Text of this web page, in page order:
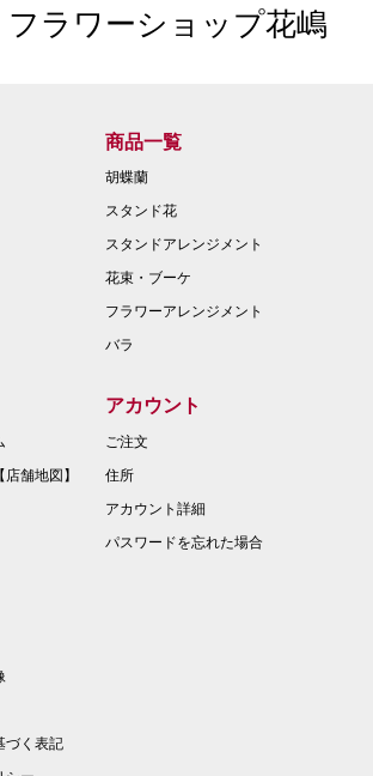
フラワーショップ花嶋
商品一覧
胡蝶蘭
スタンド花
スタンドアレンジメント
花束・ブーケ
フラワーアレンジメント
バラ
舗地図】
づく表記
アカウント
ご注文
住所
アカウント詳細
パスワードを忘れた場合